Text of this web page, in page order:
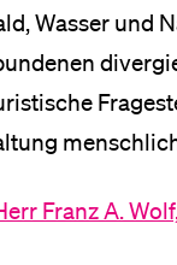
Wasser und
Franz A.